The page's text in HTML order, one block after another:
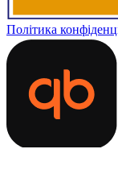
Політика